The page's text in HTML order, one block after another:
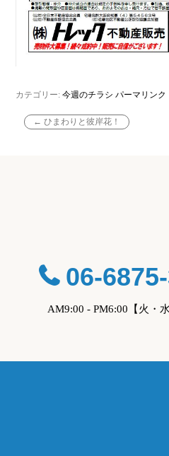
カテゴリー: 今週のチラシ パーマリンク
← ひまわりと彼岸花！
06-
AM9:00 - PM6:00【火・